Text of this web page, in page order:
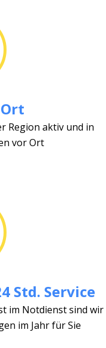
Region aktiv und in
vor Ort
Std. Service
im Notdienst sind wir
im Jahr für Sie